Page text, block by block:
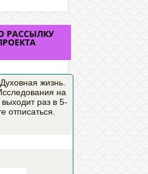
РАССЫЛКУ
жизнь.
на
раз в 5-
отписаться.